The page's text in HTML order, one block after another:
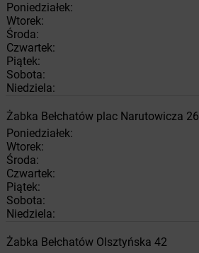
Poniedziałek:
Wtorek:
Środa:
Czwartek:
Piątek:
Sobota:
Niedziela:
Żabka Bełchatów plac Narutowicza 26
Poniedziałek:
Wtorek:
Środa:
Czwartek:
Piątek:
Sobota:
Niedziela:
Żabka Bełchatów Olsztyńska 42